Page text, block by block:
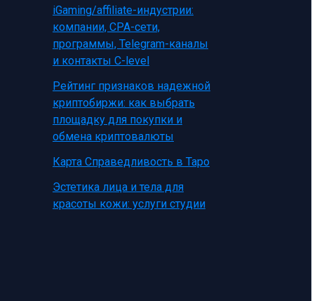
iGaming/affiliate-индустрии:
компании, CPA-сети,
программы, Telegram-каналы
и контакты C-level
Рейтинг признаков надежной
криптобиржи: как выбрать
площадку для покупки и
обмена криптовалюты
Карта Справедливость в Таро
Эстетика лица и тела для
красоты кожи: услуги студии